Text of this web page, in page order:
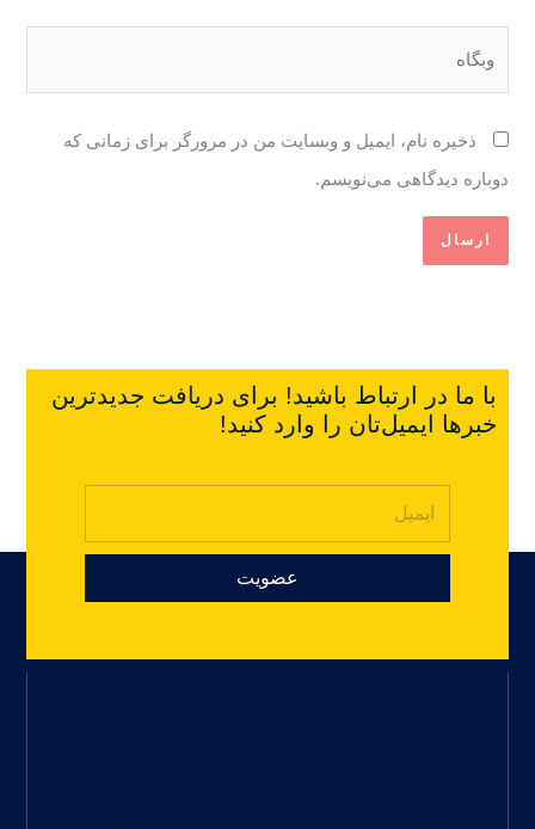
ذخیره نام، ایمیل و وبسایت من در مرورگر برای زمانی که
دوباره دیدگاهی می‌نویسم.
با ما در ارتباط باشید! برای دریافت جدیدترین
خبرها ایمیل‌تان را وارد کنید!
عضویت